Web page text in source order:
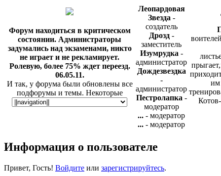
Форум находиться в критическом
состоянии. Администраторы
задумались над экзаменами, никто
не играет и не рекламирует.
Ролевую, более 75% ждет переезд.
06.05.11.
И так, у форума были обновлены все
подфорумы и темы. Некоторые
игровые локации были удалены, но
нас могут узнать сотни
пользователей. Вы сможете прочесть
критику, а так же добавить
информацию вот в этой
Леопардовая
Звезда-
создатель
Дрозд-
заместитель
Изумрудка -
администратор
Дождезвездка
-
администратор
Пестролапка-
модератор
... - модератор
... - модератор
им
Информация о пользователе
Привет, Гость! Войдите или зарегистрируйтесь.